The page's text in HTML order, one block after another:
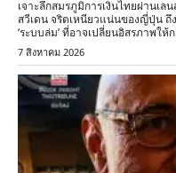
เจาะลึกสมรภูมิการเงินไทยผ่านเล
สวีเดน จริตเหนียวแน่นของญี่ปุ่น ถึ
‘ระบบล่ม’ ที่อาจเปลี่ยนอิสรภาพใ
7 สิงหาคม 2026